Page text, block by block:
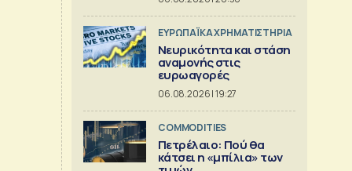
ΕΥΡΩΠΑΪΚΑ ΧΡΗΜΑΤΙΣΤΗΡΙΑ
Νευρικότητα και στάση
αναμονής στις
ευρωαγορές
06.08.2026 | 19:27
COMMODITIES
Πετρέλαιο: Πού θα
κάτσει η «μπίλια» των